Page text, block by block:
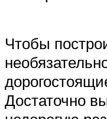
Чтобы
Достаточно